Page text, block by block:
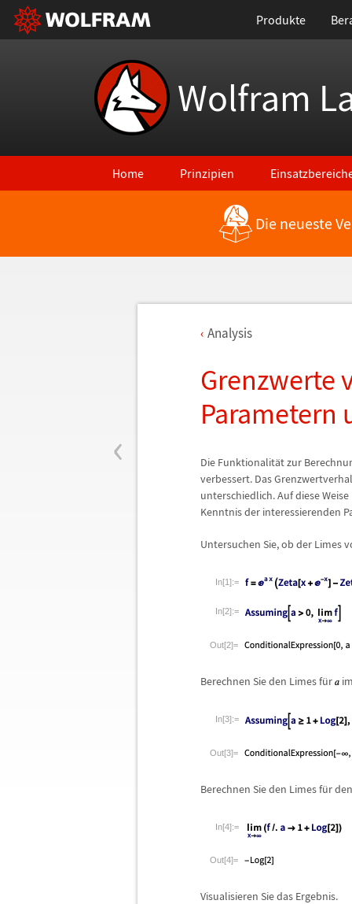
Produkte
Wolfram
Home Prinzipien
Die neueste
‹
Analysis
Grenzwerte
Parametern
Die Funktionalität zur
verbessert. Das
unterschiedlich. Auf diese
Kenntnis der interessierenden
Untersuchen Sie, ob der Limes
In[1]:=
In[2]:=
Out[2]=
Berechnen Sie den Limes für
In[3]:=
Out[3]=
Berechnen Sie den Limes für
In[4]:=
Out[4]=
Visualisieren Sie das Ergebnis.